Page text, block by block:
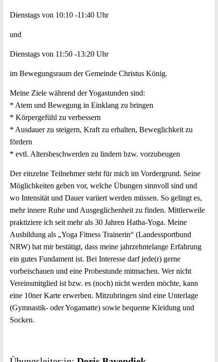
Dienstags von 10:10 -11:40 Uhr
und
Dienstags von 11:50 -13:20 Uhr
im Bewegungsraum der Gemeinde Christus König.
Meine Ziele während der Yogastunden sind:
* Atem und Bewegung in Einklang zu bringen
* Körpergefühl zu verbessern
* Ausdauer zu steigern, Kraft zu erhalten, Beweglichkeit zu
fördern
* evtl. Altersbeschwerden zu lindern bzw. vorzubeugen
Der einzelne Teilnehmer steht für mich im Vordergrund. Seine
Möglichkeiten geben vor, welche Übungen sinnvoll sind und
wo Intensität und Dauer variiert werden müssen. So gelingt es,
mehr innere Ruhe und Ausgeglichenheit zu finden. Mittlerweile
praktiziere ich seit mehr als 30 Jahren Hatha-Yoga. Meine
Ausbildung als „Yoga Fitness Trainerin“ (Landessportbund
NRW) hat mir bestätigt, dass meine jahrzehntelange Erfahrung
ein gutes Fundament ist. Bei Interesse darf jede(r) gerne
vorbeischauen und eine Probestunde mitmachen. Wer nicht
Vereinsmitglied ist bzw. es (noch) nicht werden möchte, kann
eine 10ner Karte erwerben. Mitzubringen sind eine Unterlage
(Gymnastik- oder Yogamatte) sowie bequeme Kleidung und
Socken.